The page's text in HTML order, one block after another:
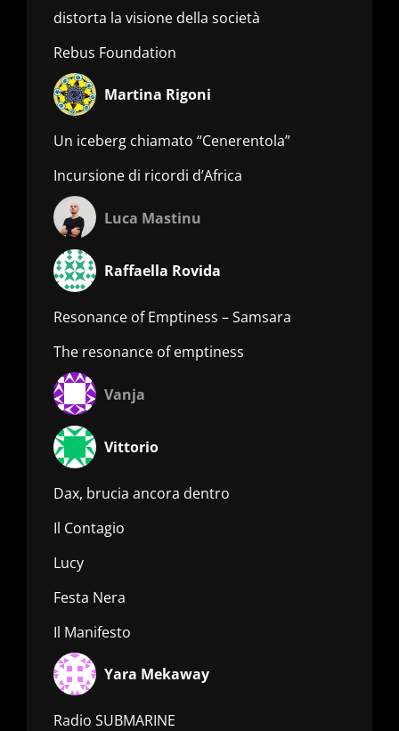
distorta la visione della società
Rebus Foundation
Martina Rigoni
Un iceberg chiamato “Cenerentola”
Incursione di ricordi d’Africa
Luca Mastinu
Raffaella Rovida
Resonance of Emptiness – Samsara
The resonance of emptiness
Vanja
Vittorio
Dax, brucia ancora dentro
Il Contagio
Lucy
Festa Nera
Il Manifesto
Yara Mekaway
Radio SUBMARINE